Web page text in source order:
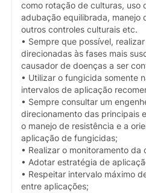
como rotação de culturas, uso
adubação equilibrada, manejo
outros controles culturais etc.
• Sempre que possível,
direcionadas às fases mais
causador de doenças a ser
• Utilizar o fungicida somente
intervalos de aplicação
• Sempre consultar um
direcionamento das principais
o manejo de resistência e a
aplicação de fungicidas;
• Realizar o monitoramento da
• Adotar estratégia de
• Respeitar intervalo máximo
entre aplicações;